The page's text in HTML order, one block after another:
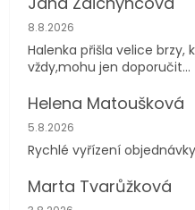
Hodnocení obchodu je 5 z
8.8.2026
Halenka přišla velice brzy,
vždy,mohu jen doporučit...
Helena Matoušková
Hodnocení obchodu je 5 z
5.8.2026
Rychlé vyřízení
Marta Tvarůžková
Hodnocení obchodu je 5 z